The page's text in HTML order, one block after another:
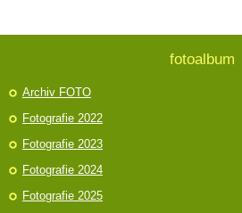
fotoalbum
Archiv FOTO
Fotografie 2022
Fotografie 2023
Fotografie 2024
Fotografie 2025